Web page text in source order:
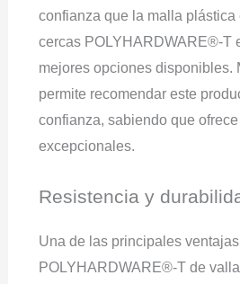
confianza que la malla plástica
cercas POLYHARDWARE®-T
mejores opciones disponibles.
permite recomendar este
confianza, sabiendo que
excepcionales.
Resistencia y
Una de las principales ventajas
POLYHARDWARE®-T de